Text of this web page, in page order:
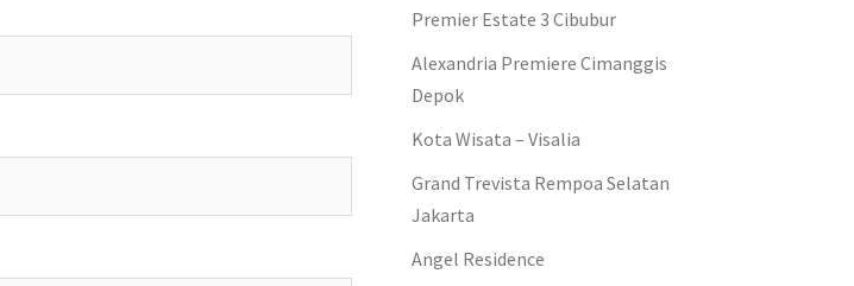
Premier Estate 3 Cibubur
Alexandria Premiere Cimanggis
Depok
Kota Wisata – Visalia
Grand Trevista Rempoa Selatan
Jakarta
Angel Residence